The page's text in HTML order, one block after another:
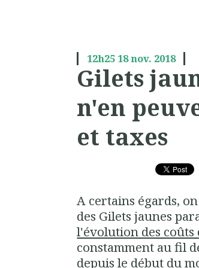
12h25 18nov. 2018
Gilets
n'en
et taxes
A certains égards,
des Gilets jaunes
l'évolution des coûts
constamment au fil
depuis le début du